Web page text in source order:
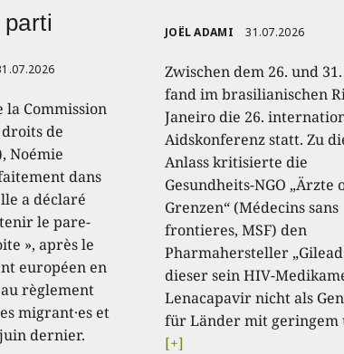
la Commission
de
Noémie
dans
a déclaré
le pare-
», après le
européen en
règlement
migrant·es et
dernier.
JOËL ADAMI 31.07.2026
Zwischen dem 26. und
fand im brasilianischen
Janeiro die 26.
Aidskonferenz statt. Zu
Anlass kritisierte die
Gesundheits-NGO „Ärzte
Grenzen“ (Médecins sans
frontieres, MSF) den
Pharmahersteller
dieser sein HIV-
Lenacapavir nicht als
für Länder mit geringem
[+]